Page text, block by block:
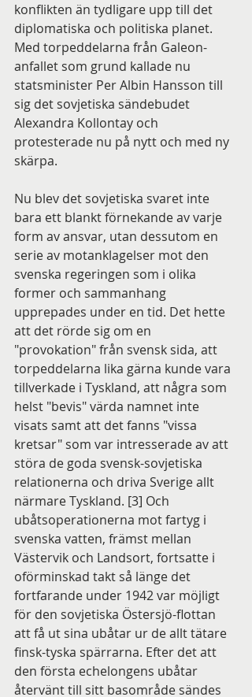
konflikten än tydligare upp till det
diplomatiska och politiska planet.
Med torpeddelarna från Galeon-
anfallet som grund kallade nu
statsminister Per Albin Hansson till
sig det sovjetiska sändebudet
Alexandra Kollontay och
protesterade nu på nytt och med ny
skärpa.
Nu blev det sovjetiska svaret inte
bara ett blankt förnekande av varje
form av ansvar, utan dessutom en
serie av motanklagelser mot den
svenska regeringen som i olika
former och sammanhang
upprepades under en tid. Det hette
att det rörde sig om en
"provokation" från svensk sida, att
torpeddelarna lika gärna kunde vara
tillverkade i Tyskland, att några som
helst "bevis" värda namnet inte
visats samt att det fanns "vissa
kretsar" som var intresserade av att
störa de goda svensk-sovjetiska
relationerna och driva Sverige allt
närmare Tyskland. [3] Och
ubåtsoperationerna mot fartyg i
svenska vatten, främst mellan
Västervik och Landsort, fortsatte i
oförminskad takt så länge det
fortfarande under 1942 var möjligt
för den sovjetiska Östersjö-flottan
att få ut sina ubåtar ur de allt tätare
finsk-tyska spärrarna. Efter det att
den första echelongens ubåtar
återvänt till sitt basområde sändes